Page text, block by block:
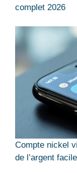
complet 2026
Compte nickel
de l’argent